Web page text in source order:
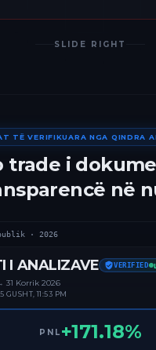
SLIDE RIGHT
TË VERIFIKUARA NGA QINDRA
trade i
në
· 2026
I ANALIZAVE VERIFIED
31 Korrik 2026
GUSHT, 11:53 PM
PNL +171.18%